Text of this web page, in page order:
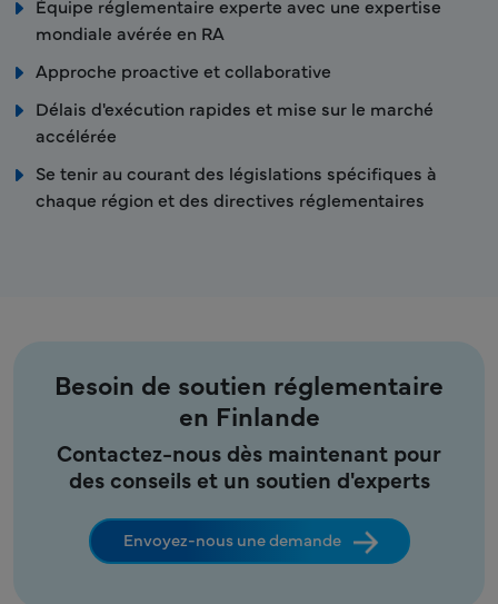
Équipe réglementaire experte avec une expertise
mondiale avérée en RA
Approche proactive et collaborative
Délais d'exécution rapides et mise sur le marché
accélérée
Se tenir au courant des législations spécifiques à
chaque région et des directives réglementaires
Besoin de soutien réglementaire
en Finlande
Contactez-nous dès maintenant pour
des conseils et un soutien d'experts
Envoyez-nous une demande